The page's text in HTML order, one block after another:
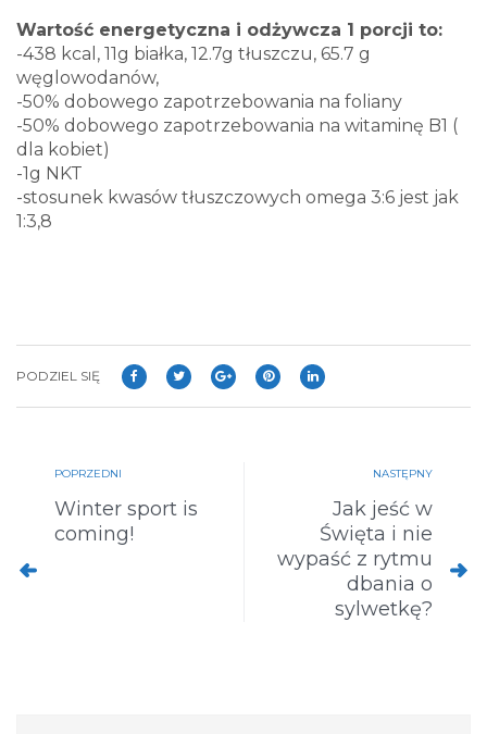
Wartość energetyczna i odżywcza 1 porcji to:
-438 kcal, 11g białka, 12.7g tłuszczu, 65.7 g
węglowodanów,
-50% dobowego zapotrzebowania na foliany
-50% dobowego zapotrzebowania na witaminę B1 (
dla kobiet)
-1g NKT
-stosunek kwasów tłuszczowych omega 3:6 jest jak
1:3,8
PODZIEL SIĘ
POPRZEDNI
Winter sport is
coming!
NASTĘPNY
Jak jeść w
Święta i nie
wypaść z rytmu
dbania o
sylwetkę?